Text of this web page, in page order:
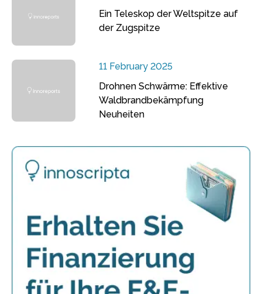
Ein Teleskop der Weltspitze auf
der Zugspitze
11 February 2025
Drohnen Schwärme: Effektive
Waldbrandbekämpfung
Neuheiten